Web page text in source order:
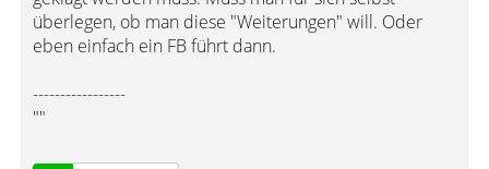
überlegen, ob man diese "Weiterungen" will. Oder
eben einfach ein FB führt dann.
-----------------
""